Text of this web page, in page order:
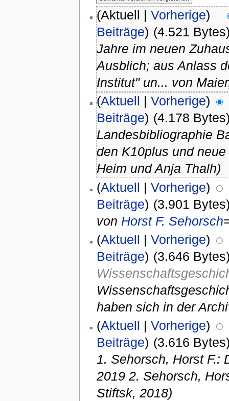
(Aktuell | Vorherige)
Beiträge) (4.521
Jahre im neuen
Ausblich; aus Anlass
Institut" un... von
(Aktuell | Vorherige)
Beiträge) (4.178
Landesbibliographie
den K10plus und
Heim und Anja Thalh)
(Aktuell | Vorherige)
Beiträge) (3.901
von Horst F. Sehorsch
(Aktuell | Vorherige)
Beiträge) (3.646
haben sich in der
(Aktuell | Vorherige)
Beiträge) (3.616
1. Sehorsch, Horst F.:
2019 2. Sehorsch,
Stiftsk, 2018)